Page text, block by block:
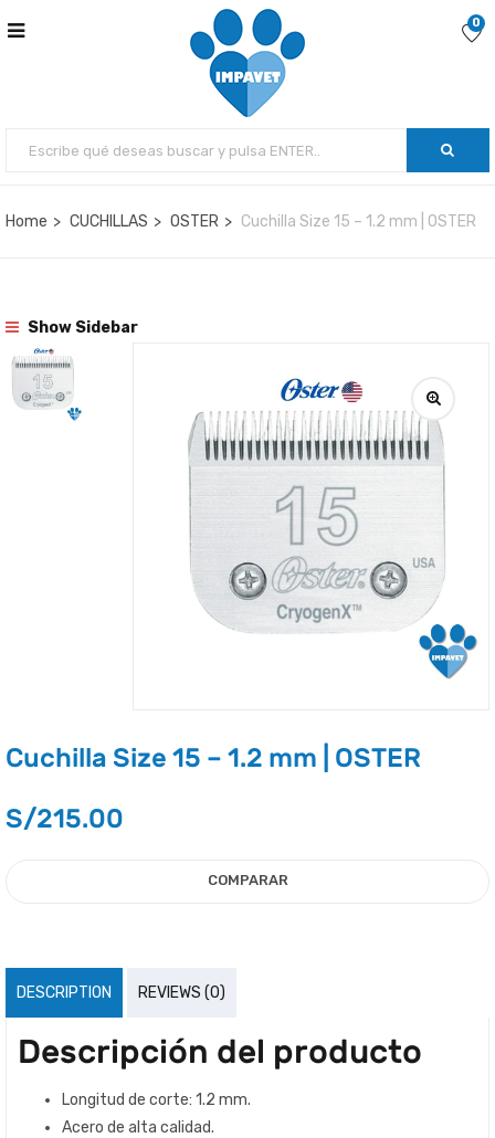
0
Home CUCHILLAS OSTER Cuchilla Size 15 – 1.2 mm | OSTER
Show Sidebar
Cuchilla Size 15 – 1.2 mm | OSTER
S/215.00
COMPARAR
DESCRIPTION REVIEWS (0)
Descripción del producto
Longitud de corte: 1.2 mm.
Acero de alta calidad.